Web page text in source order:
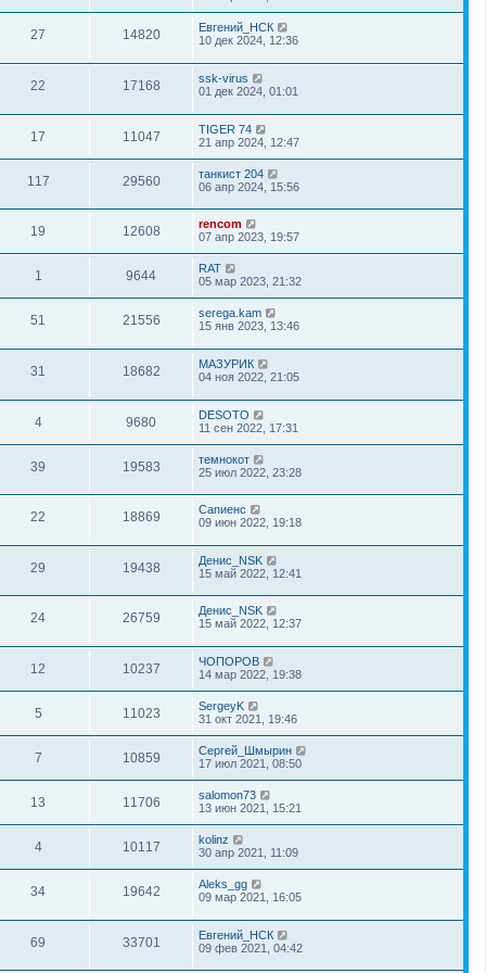
27 14820
Евгений_НСК
10 дек 2024, 12:36
22 17168
ssk-virus
01 дек 2024, 01:01
17 11047
TIGER 74
21 апр 2024, 12:47
117 29560
танкист 204
06 апр 2024, 15:56
19 12608
rencom
07 апр 2023, 19:57
1 9644
RAT
05 мар 2023, 21:32
51 21556
serega.kam
15 янв 2023, 13:46
31 18682
МАЗУРИК
04 ноя 2022, 21:05
4 9680
DESOTO
11 сен 2022, 17:31
39 19583
темнокот
25 июл 2022, 23:28
22 18869
Сапиенс
09 июн 2022, 19:18
29 19438
Денис_NSK
15 май 2022, 12:41
24 26759
Денис_NSK
15 май 2022, 12:37
12 10237
ЧОПОРОВ
14 мар 2022, 19:38
5 11023
SergeyK
31 окт 2021, 19:46
7 10859
Сергей_Шмырин
17 июл 2021, 08:50
13 11706
salomon73
13 июн 2021, 15:21
4 10117
kolinz
30 апр 2021, 11:09
34 19642
Aleks_gg
09 мар 2021, 16:05
69 33701
Евгений_НСК
09 фев 2021, 04:42